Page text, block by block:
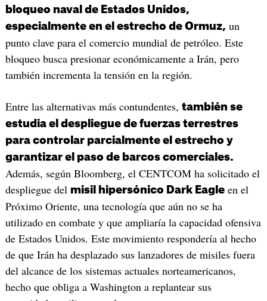
bloqueo naval de Estados Unidos,
especialmente en el estrecho de Ormuz, un
punto clave para el comercio mundial de petróleo. Este
bloqueo busca presionar económicamente a Irán, pero
también incrementa la tensión en la región.
Entre las alternativas más contundentes, también se
estudia el despliegue de fuerzas terrestres
para controlar parcialmente el estrecho y
garantizar el paso de barcos comerciales.
Además, según Bloomberg, el CENTCOM ha solicitado el
despliegue del misil hipersónico Dark Eagleen el
Próximo Oriente, una tecnología que aún no se ha
utilizado en combate y que ampliaría la capacidad ofensiva
de Estados Unidos. Este movimiento respondería al hecho
de que Irán ha desplazado sus lanzadores de misiles fuera
del alcance de los sistemas actuales norteamericanos,
hecho que obliga a Washington a replantear sus